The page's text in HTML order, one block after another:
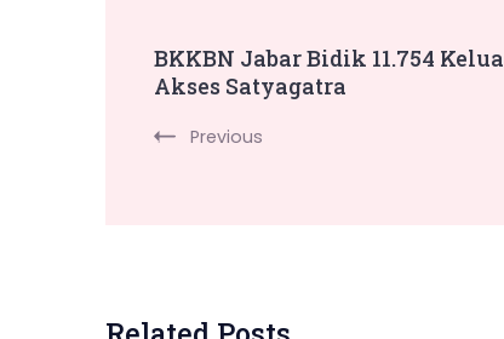
Post
Navigation
BKKBN Jabar Bidik 11.754
Akses Satyagatra
Previous